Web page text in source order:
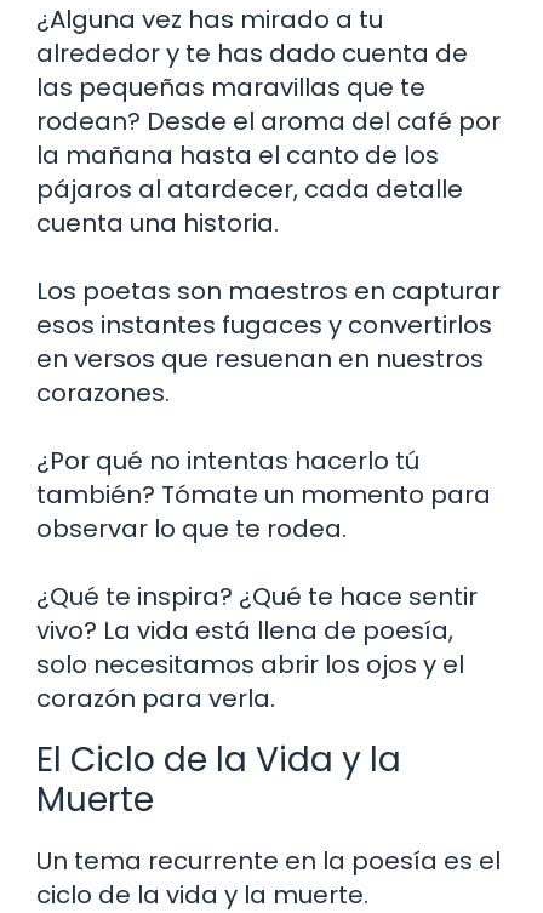
¿Alguna vez has mirado a tu
alrededor y te has dado cuenta de
las pequeñas maravillas que te
rodean? Desde el aroma del café por
la mañana hasta el canto de los
pájaros al atardecer, cada detalle
cuenta una historia.
Los poetas son maestros en capturar
esos instantes fugaces y convertirlos
en versos que resuenan en nuestros
corazones.
¿Por qué no intentas hacerlo tú
también? Tómate un momento para
observar lo que te rodea.
¿Qué te inspira? ¿Qué te hace sentir
vivo? La vida está llena de poesía,
solo necesitamos abrir los ojos y el
corazón para verla.
El Ciclo de la Vida y la
Muerte
Un tema recurrente en la poesía es el
ciclo de la vida y la muerte.